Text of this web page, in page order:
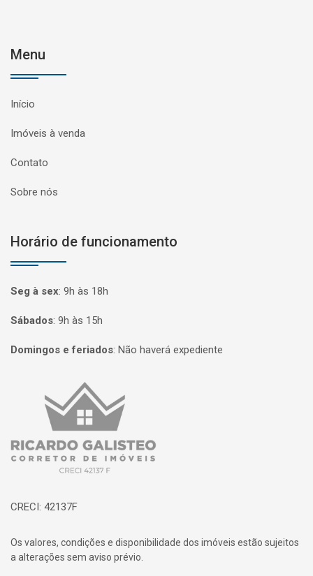
Menu
Início
Imóveis à venda
Contato
Sobre nós
Horário de funcionamento
Seg à sex: 9h às 18h
Sábados: 9h às 15h
Domingos e feriados: Não haverá expediente
Página inicial
CRECI: 42137F
Os valores, condições e disponibilidade dos imóveis estão sujeitos
a alterações sem aviso prévio.